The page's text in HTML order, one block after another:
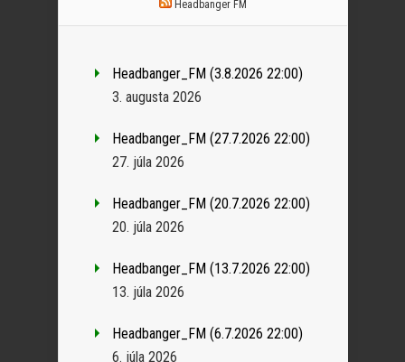
Headbanger FM
Headbanger_FM (3.8.2026 22:00)
3. augusta 2026
Headbanger_FM (27.7.2026 22:00)
27. júla 2026
Headbanger_FM (20.7.2026 22:00)
20. júla 2026
Headbanger_FM (13.7.2026 22:00)
13. júla 2026
Headbanger_FM (6.7.2026 22:00)
6. júla 2026